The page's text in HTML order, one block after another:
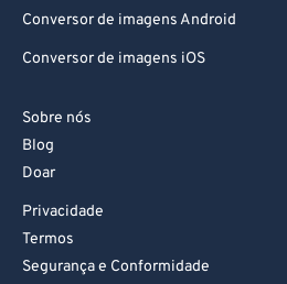
Conversor de imagens Android
Conversor de imagens iOS
Sobre nós
Blog
Doar
Privacidade
Termos
Segurança e Conformidade